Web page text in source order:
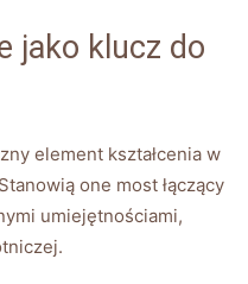
jako klucz do
element kształcenia w
one most łączący
umiejętnościami,